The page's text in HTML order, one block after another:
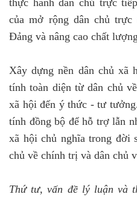
thực hành dân chủ trực
của mở rộng dân chủ
Đảng và nâng cao chất
Xây dựng nền dân chủ xã
tính toàn diện từ dân chủ
xã hội đến ý thức - tư
tính đồng bộ để hỗ trợ lẫn
xã hội chủ nghĩa trong đời
chủ về chính trị và dân chủ
Thứ tư, vấn đề lý luận và